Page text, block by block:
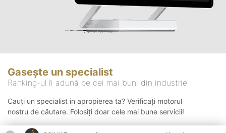
Gasește un specialist
Ranking-ul îi adună pe cei mai buni din industrie
Cauți un specialist in apropierea ta? Verificați motorul
nostru de căutare. Folosiți doar cele mai bune servicii!